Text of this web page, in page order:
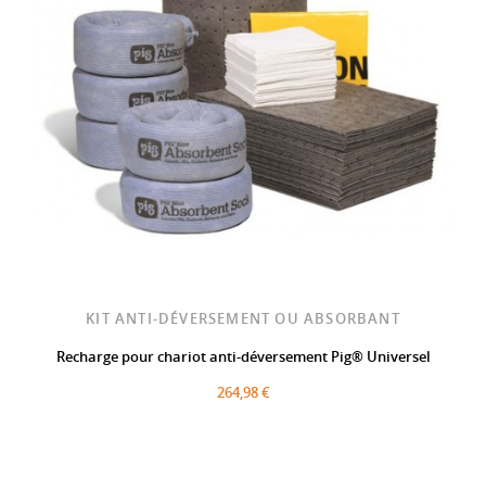
KIT ANTI-DÉVERSEMENT OU ABSORBANT
Recharge pour chariot anti-déversement Pig® Universel
264,98 €